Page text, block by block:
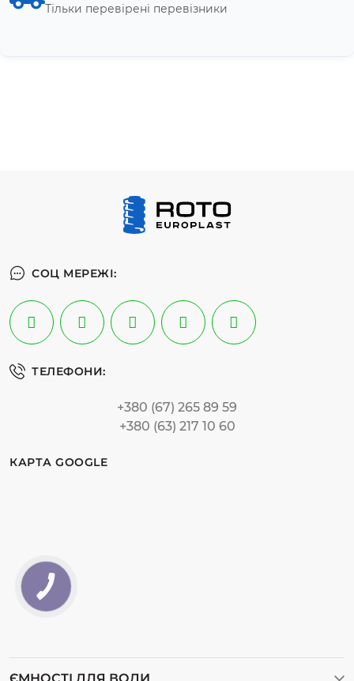
Тільки перевірені перевізники
СОЦ МЕРЕЖІ:
ТЕЛЕФОНИ:
+380 (67) 265 89 59
+380 (63) 217 10 60
КАРТА GOOGLE